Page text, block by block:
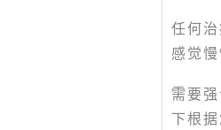
任何
感觉
需要
下根